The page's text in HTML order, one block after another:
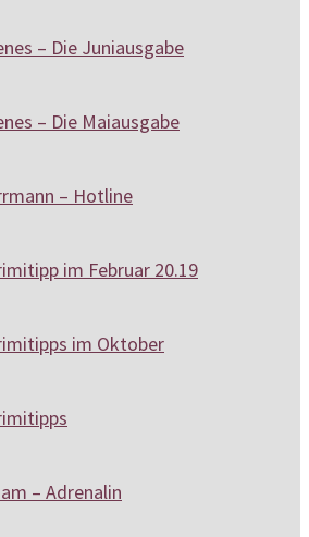
– Die Juniausgabe
– Die Maiausgabe
– Hotline
im Februar 20.19
im Oktober
– Adrenalin